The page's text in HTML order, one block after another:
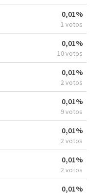
0,01%
1 votos
0,01%
10 votos
0,01%
2 votos
0,01%
9 votos
0,01%
2 votos
0,01%
2 votos
0,01%